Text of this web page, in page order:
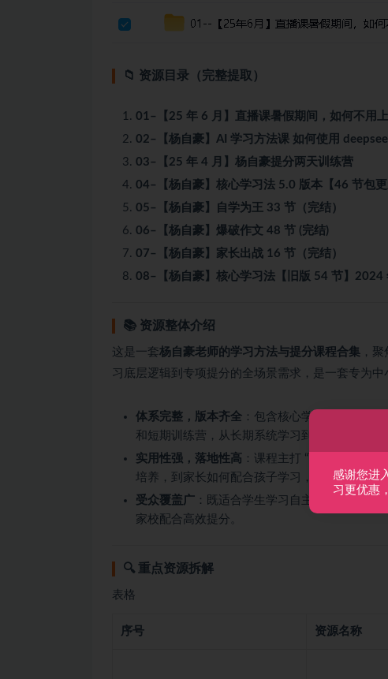
📁 资源目录（完整提取）
01–【25 年 6 月】直播课暑假期间，如何不用
02–【杨自豪】AI 学习方法课 如何使用
03–【25 年 4 月】杨自豪提分两天训练营
04–【杨自豪】核心学习法 5.0 版本【46 节包
05–【杨自豪】自学为王 33 节（完结）
06–【杨自豪】爆破作文 48 节 (完结)
07–【杨自豪】家长出战 16 节（完结）
08–【杨自豪】核心学习法【旧版 54 节】2024
📚 资源整体介绍
这是一套杨自豪老师的学习方法与提分课程合集 ，
习底层逻辑到专项提分的全场景需求，是一套专为中
体系完整，版本齐全 ：包含核心学习法的新旧
和短期训练营，从长期系统学习到短期冲刺提分
实用性强，落地性高 ：课程主打 “可直接落地”
培养，到家长如何配合孩子学习，解决 “学不会
受众覆盖广 ：既适合学生学习自主学习方法、
家校配合高效提分。
🔍 重点资源拆解
表格
序号 资源名称
感谢您进
习更优惠